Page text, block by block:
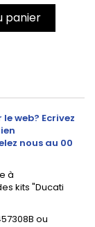
panier
web? Ecrivez
nous au 00
à
kits "Ducati
ou